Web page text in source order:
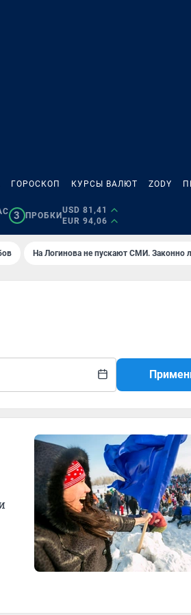
ГОРОСКОП КУРСЫ ВАЛЮТ ZODY
3 ПРОБКИ
USD 81,41
EUR 94,06
На Логинова не пускают СМИ. Законно